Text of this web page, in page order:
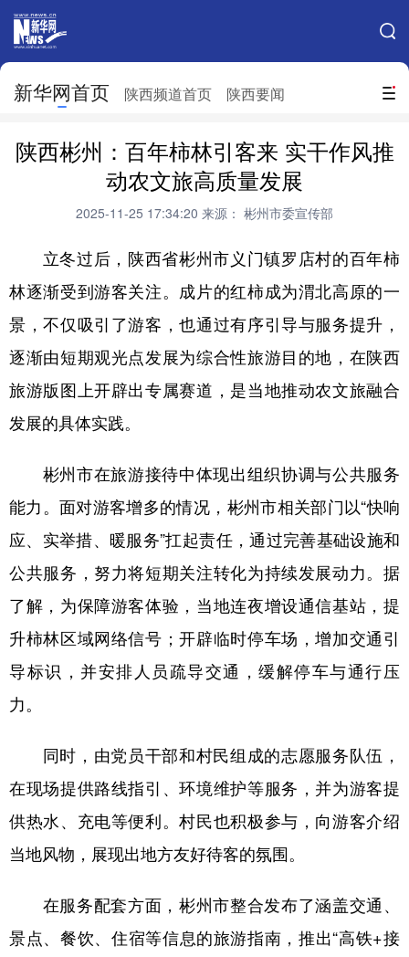
搜索
新华网首页 陕西频道首页 陕西要闻
网站地图
北京 天津 河北 山西
吉林 上海
山东 河南 湖北 湖南
广东 广西 海南 重庆
四川 贵州 云南 西藏
陕西 甘肃 青海 宁夏
新疆
陕西彬州：百年柿林引客来 实干作风推
动农文旅高质量发展
2025-11-25 17:34:20 来源： 彬州市委宣传部
立冬过后，陕西省彬州市义门镇罗店村的百年柿
林逐渐受到游客关注。成片的红柿成为渭北高原的一
景，不仅吸引了游客，也通过有序引导与服务提升，
逐渐由短期观光点发展为综合性旅游目的地，在陕西
旅游版图上开辟出专属赛道，是当地推动农文旅融合
发展的具体实践。
彬州市在旅游接待中体现出组织协调与公共服务
能力。面对游客增多的情况，彬州市相关部门以“快响
应、实举措、暖服务”扛起责任，通过完善基础设施和
公共服务，努力将短期关注转化为持续发展动力。据
了解，为保障游客体验，当地连夜增设通信基站，提
升柿林区域网络信号；开辟临时停车场，增加交通引
导标识，并安排人员疏导交通，缓解停车与通行压
力。
同时，由党员干部和村民组成的志愿服务队伍，
在现场提供路线指引、环境维护等服务，并为游客提
供热水、充电等便利。村民也积极参与，向游客介绍
当地风物，展现出地方友好待客的氛围。
在服务配套方面，彬州市整合发布了涵盖交通、
景点、餐饮、住宿等信息的旅游指南，推出“高铁+接